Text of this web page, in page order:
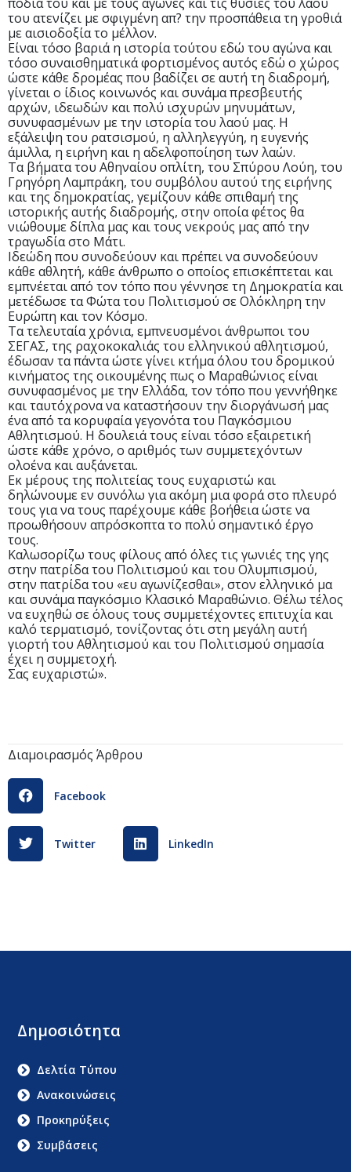
του ατενίζει με σφιγμένη απ? την προσπάθεια τη γροθιά
με αισιοδοξία το μέλλον.
Είναι τόσο βαριά η ιστορία τούτου εδώ του αγώνα και
τόσο συναισθηματικά φορτισμένος αυτός εδώ ο χώρος
ώστε κάθε δρομέας που βαδίζει σε αυτή τη διαδρομή,
γίνεται ο ίδιος κοινωνός και συνάμα πρεσβευτής
αρχών, ιδεωδών και πολύ ισχυρών μηνυμάτων,
συνυφασμένων με την ιστορία του λαού μας. Η
εξάλειψη του ρατσισμού, η αλληλεγγύη, η ευγενής
άμιλλα, η ειρήνη και η αδελφοποίηση των λαών.
Τα βήματα του Αθηναίου οπλίτη, του Σπύρου Λούη, του
Γρηγόρη Λαμπράκη, του συμβόλου αυτού της ειρήνης
και της δημοκρατίας, γεμίζουν κάθε σπιθαμή της
ιστορικής αυτής διαδρομής, στην οποία φέτος θα
νιώθουμε δίπλα μας και τους νεκρούς μας από την
τραγωδία στο Μάτι.
Ιδεώδη που συνοδεύουν και πρέπει να συνοδεύουν
κάθε αθλητή, κάθε άνθρωπο ο οποίος επισκέπτεται και
εμπνέεται από τον τόπο που γέννησε τη Δημοκρατία και
μετέδωσε τα Φώτα του Πολιτισμού σε Ολόκληρη την
Ευρώπη και τον Κόσμο.
Τα τελευταία χρόνια, εμπνευσμένοι άνθρωποι του
ΣΕΓΑΣ, της ραχοκοκαλιάς του ελληνικού αθλητισμού,
έδωσαν τα πάντα ώστε γίνει κτήμα όλου του δρομικού
κινήματος της οικουμένης πως ο Μαραθώνιος είναι
συνυφασμένος με την Ελλάδα, τον τόπο που γεννήθηκε
και ταυτόχρονα να καταστήσουν την διοργάνωσή μας
ένα από τα κορυφαία γεγονότα του Παγκόσμιου
Αθλητισμού. Η δουλειά τους είναι τόσο εξαιρετική
ώστε κάθε χρόνο, ο αριθμός των συμμετεχόντων
ολοένα και αυξάνεται.
Εκ μέρους της πολιτείας τους ευχαριστώ και
δηλώνουμε εν συνόλω για ακόμη μια φορά στο πλευρό
τους για να τους παρέχουμε κάθε βοήθεια ώστε να
προωθήσουν απρόσκοπτα το πολύ σημαντικό έργο
τους.
Καλωσορίζω τους φίλους από όλες τις γωνιές της γης
στην πατρίδα του Πολιτισμού και του Ολυμπισμού,
στην πατρίδα του «ευ αγωνίζεσθαι», στον ελληνικό μα
και συνάμα παγκόσμιο Κλασικό Μαραθώνιο. Θέλω τέλος
να ευχηθώ σε όλους τους συμμετέχοντες επιτυχία και
καλό τερματισμό, τονίζοντας ότι στη μεγάλη αυτή
γιορτή του Αθλητισμού και του Πολιτισμού σημασία
έχει η συμμετοχή.
Σας ευχαριστώ».
Διαμοιρασμός Άρθρου
Facebook
Twitter LinkedIn
Δημοσιότητα
Δελτία Τύπου
Ανακοινώσεις
Προκηρύξεις
Συμβάσεις